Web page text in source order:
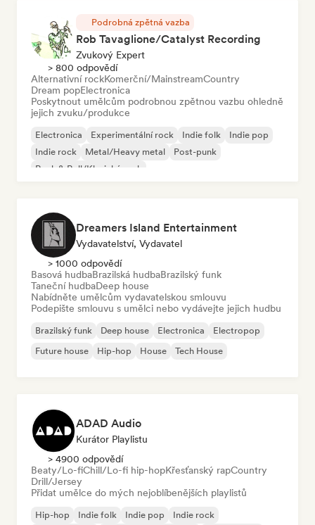
Podrobná zpětná vazba
Rob Tavaglione/Catalyst Recording
Zvukový Expert
> 800 odpovědí
Alternativní rockKomerční/MainstreamCountry
Dream popElectronica
Poskytnout umělcům podrobnou zpětnou vazbu ohledně
jejich zvuku/produkce
Electronica Experimentální rock Indie folk
Indie pop
Indie rock
Metal/Heavy metal
Post-punk
Rock & Roll/Klasický rock
Dreamers Island Entertainment
Vydavatelství, Vydavatel
> 1000 odpovědí
Basová hudbaBrazilská hudbaBrazilský funk
Taneční hudbaDeep house
Nabídněte umělcům vydavatelskou smlouvu
Podepište smlouvu s umělci nebo vydávejte jejich hudbu
Brazilský funk Deep house Electronica
Electropop
Future house
Hip-hop House Tech House
ADAD Audio
Kurátor Playlistu
> 4900 odpovědí
Beaty/Lo-fiChill/Lo-fi hip-hopKřesťanský rapCountry
Drill/Jersey
Přidat umělce do mých nejoblíbenějších playlistů
Hip-hop Indie folk Indie pop
Indie rock